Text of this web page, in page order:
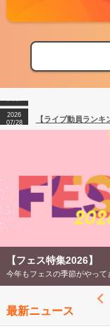
【ライブ動員ランキ
【フェス特集2026】
2026
07/28
【フェス特集2026】
今年もフェスの季節がやって
最新ニュース